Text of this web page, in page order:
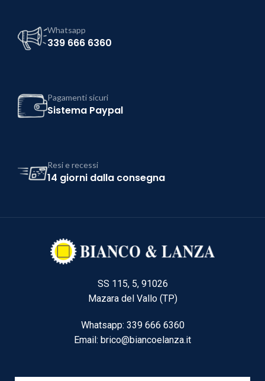
Whatsapp
339 666 6360
Pagamenti sicuri
Sistema Paypal
Resi e recessi
14 giorni dalla consegna
SS 115, 5, 91026
Mazara del Vallo (TP)
Whatsapp: 339 666 6360
Email: brico@biancoelanza.it